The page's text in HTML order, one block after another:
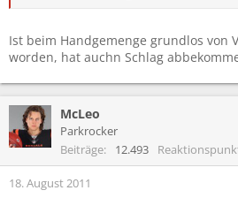
Ist beim Handgemenge grundlos von
worden, hat auchn Schlag
McLeo
Parkrocker
Beiträge
12.493
18. August 2011